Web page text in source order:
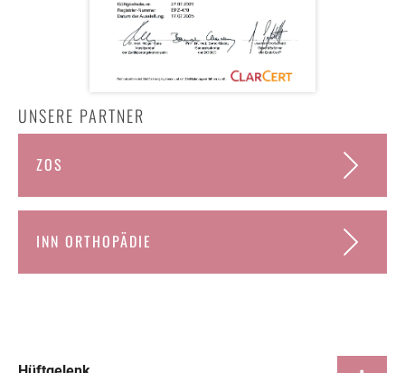
UNSERE PARTNER
ZOS
INN ORTHOPÄDIE